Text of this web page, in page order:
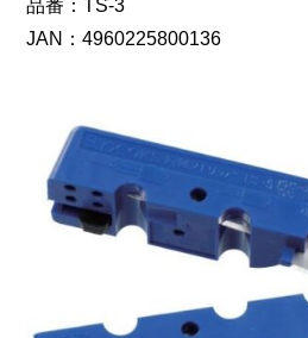
品番：TS-3
JAN：4960225800136